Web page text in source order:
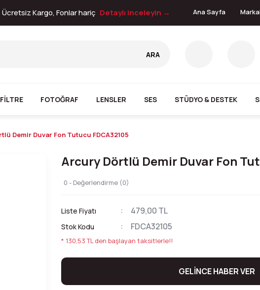
Kargo, Fonlar hariç Detaylı inceleyin → Ana Sayfa
ARA
FİLTRE FOTOĞRAF LENSLER SES STÜDYO & DESTEK
Demir Duvar Fon Tutucu FDCA32105
Arcury Dörtlü Demir Duvar Fon
0 - Değerlendirme (0)
Liste Fiyatı 479,00 TL
Stok Kodu FDCA32105
* 130,53 TL den başlayan taksitlerle!!
GELİNCE HABER VER